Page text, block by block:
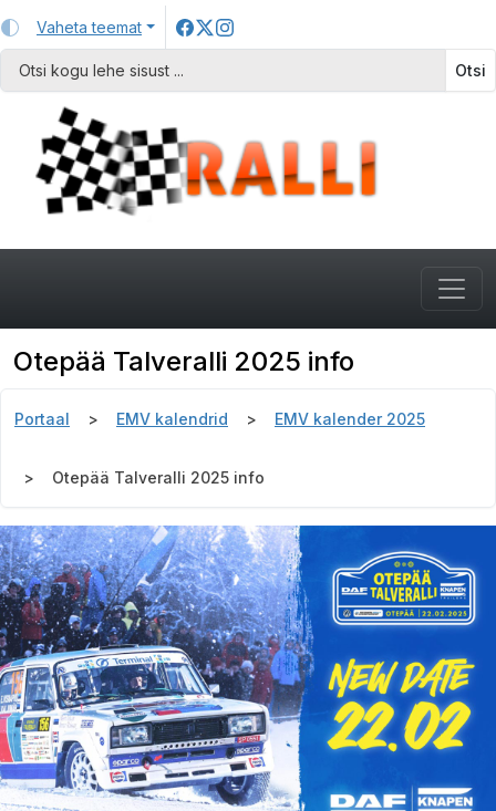
Vaheta teemat
Otsi
Otepää Talveralli 2025 info
Portaal EMV kalendrid EMV kalender 2025
Otepää Talveralli 2025 info